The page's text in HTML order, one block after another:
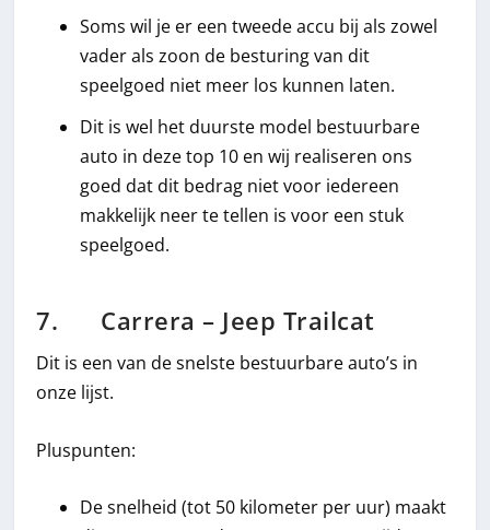
Soms wil je er een tweede accu bij als zowel
vader als zoon de besturing van dit
speelgoed niet meer los kunnen laten.
Dit is wel het duurste model bestuurbare
auto in deze top 10 en wij realiseren ons
goed dat dit bedrag niet voor iedereen
makkelijk neer te tellen is voor een stuk
speelgoed.
7. Carrera – Jeep Trailcat
Dit is een van de snelste bestuurbare auto’s in
onze lijst.
Pluspunten:
De snelheid (tot 50 kilometer per uur) maakt